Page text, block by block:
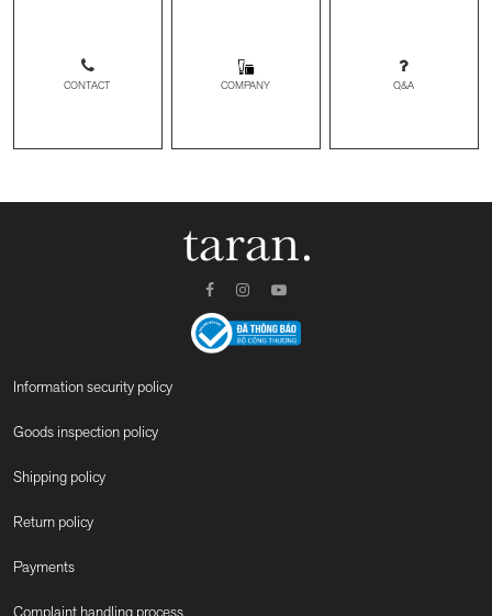
CONTACT COMPANY Q&A
Information security policy
Goods inspection policy
Shipping policy
Return policy
Payments